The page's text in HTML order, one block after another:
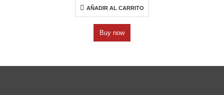
AÑADIR AL CARRITO
Buy now